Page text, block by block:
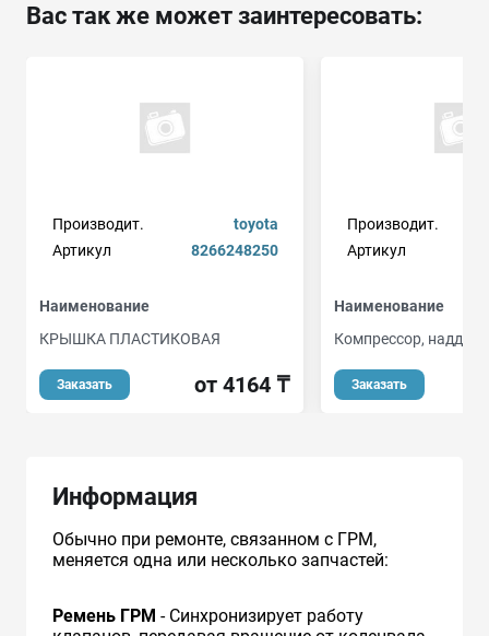
Вас так же может заинтересовать:
Производит.
toyota
Артикул
8266248250
Наименование
КРЫШКА ПЛАСТИКОВАЯ
Заказать от 4164 ₸
Производит.
Артикул
Наименование
Компрессор, наддув
Заказать
Информация
Обычно при ремонте, связанном с ГРМ,
меняется одна или несколько запчастей:
Ремень ГРМ - Синхронизирует работу